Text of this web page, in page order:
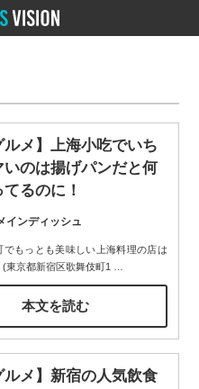
ルメ】上海小吃でいち
いのは揚げパンだと何
るのに！
インディッシュ
でもっとも美味しい上海料理の店は
(東京都新宿区歌舞伎町1
本文を読む
ルメ】新宿の人気飲食